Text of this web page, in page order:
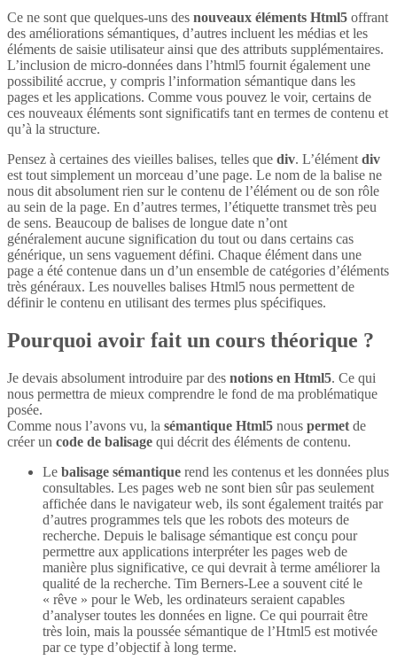
Ce ne sont que quelques-uns des nouveaux éléments Html5 offrant
des améliorations sémantiques, d’autres incluent les médias et les
éléments de saisie utilisateur ainsi que des attributs supplémentaires.
L’inclusion de micro-données dans l’html5 fournit également une
possibilité accrue, y compris l’information sémantique dans les
pages et les applications. Comme vous pouvez le voir, certains de
ces nouveaux éléments sont significatifs tant en termes de contenu et
qu’à la structure.
Pensez à certaines des vieilles balises, telles que div. L’élément div
est tout simplement un morceau d’une page. Le nom de la balise ne
nous dit absolument rien sur le contenu de l’élément ou de son rôle
au sein de la page. En d’autres termes, l’étiquette transmet très peu
de sens. Beaucoup de balises de longue date n’ont
généralement aucune signification du tout ou dans certains cas
générique, un sens vaguement défini. Chaque élément dans une
page a été contenue dans un d’un ensemble de catégories d’éléments
très généraux. Les nouvelles balises Html5 nous permettent de
définir le contenu en utilisant des termes plus spécifiques.
Pourquoi avoir fait un cours théorique ?
Je devais absolument introduire par des notions en Html5. Ce qui
nous permettra de mieux comprendre le fond de ma problématique
posée.
Comme nous l’avons vu, la sémantique Html5 nous permet de
créer un code de balisage qui décrit des éléments de contenu.
Le balisage sémantique rend les contenus et les données plus
consultables. Les pages web ne sont bien sûr pas seulement
affichée dans le navigateur web, ils sont également traités par
d’autres programmes tels que les robots des moteurs de
recherche. Depuis le balisage sémantique est conçu pour
permettre aux applications interpréter les pages web de
manière plus significative, ce qui devrait à terme améliorer la
qualité de la recherche. Tim Berners-Lee a souvent cité le
« rêve » pour le Web, les ordinateurs seraient capables
d’analyser toutes les données en ligne. Ce qui pourrait être
très loin, mais la poussée sémantique de l’Html5 est motivée
par ce type d’objectif à long terme.